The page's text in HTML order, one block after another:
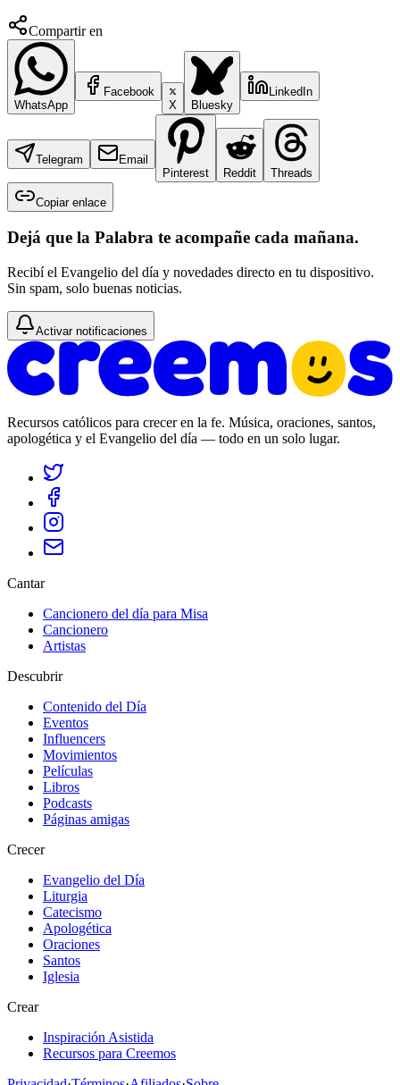
Compartir en
WhatsApp
Facebook
X
Bluesky
LinkedIn
Telegram
Email
Pinterest
Reddit Threads
Copiar enlace
Dejá que la Palabra te acompañe cada mañana.
Recibí el Evangelio del día y novedades directo en tu dispositivo.
Sin spam, solo buenas noticias.
Activar notificaciones
Recursos católicos para crecer en la fe. Música, oraciones, santos,
apologética y el Evangelio del día — todo en un solo lugar.
Cantar
Cancionero del día para Misa
Cancionero
Artistas
Descubrir
Contenido del Día
Eventos
Influencers
Movimientos
Películas
Libros
Podcasts
Páginas amigas
Crecer
Evangelio del Día
Liturgia
Catecismo
Apologética
Oraciones
Santos
Iglesia
Crear
Inspiración Asistida
Recursos para Creemos